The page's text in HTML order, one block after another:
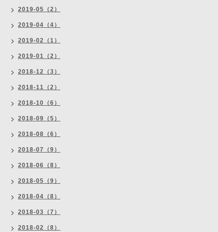
2019-05（2）
2019-04（4）
2019-02（1）
2019-01（2）
2018-12（3）
2018-11（2）
2018-10（6）
2018-09（5）
2018-08（6）
2018-07（9）
2018-06（8）
2018-05（9）
2018-04（8）
2018-03（7）
2018-02（8）